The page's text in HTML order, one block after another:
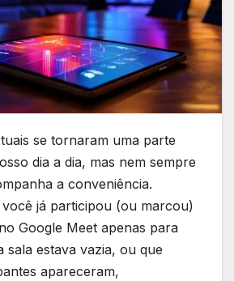
se tornaram uma parte
dia a dia, mas nem sempre
a conveniência.
já participou (ou marcou)
Google Meet apenas para
sala estava vazia, ou que
apareceram,